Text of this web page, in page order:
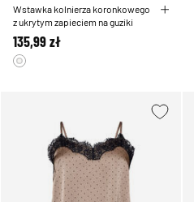
Wstawka kolnierza koronkowego
z ukrytym zapieciem na guziki
135,99 zł